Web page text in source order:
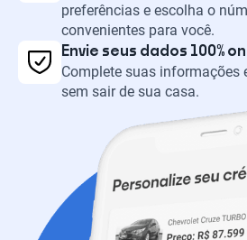
preferências e escolha o
convenientes para você.
Envie seus dados 100%
Complete suas informações
sem sair de sua casa.